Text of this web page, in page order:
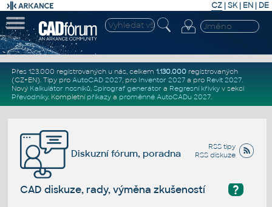
CZ | SK| EN | DE
Přes 123.000 registrovaných u nás, celkem 1.130.000registrovaných
(CZ+EN). Tipy pro AutoCAD 2027, pro Inventor 2027a pro Revit 2027.
Nový Kalkulátor nosníků, Spirograf generátor a Regresní křivkyv sekci
Převodníky. Kompletní příkazya proměnné AutoCADu 2027.
RSS tipy
RSS diskuze
Diskuzní fórum, poradna
?
CAD diskuze, rady, výměna zkušeností